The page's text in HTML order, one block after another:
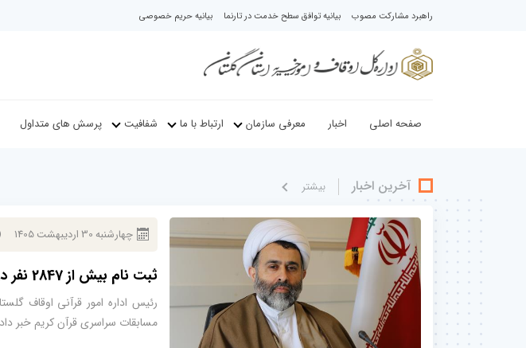
راهبرد مشارکت مصوب بیانیه توافق سطح خدمت در تارنما بیانیه حریم خصوصی
صفحه اصلی اخبار معرفی سازمان ارتباط با ما شفافیت پرسش های متداول
آخرین اخبار بيشتر
چهارشنبه30ارديبهشت 1405
ثبت نام بیش از 2847 نفر در مسابقات قرآنی اوقاف گلستان
مسابقات سراسری قرآن کریم خبر داد